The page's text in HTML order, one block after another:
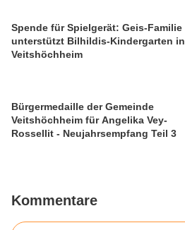
Spende für Spielgerät: Geis-Familie
unterstützt Bilhildis-Kindergarten in
Veitshöchheim
Bürgermedaille der Gemeinde
Veitshöchheim für Angelika Vey-
Rossellit - Neujahrsempfang Teil 3
Kommentare